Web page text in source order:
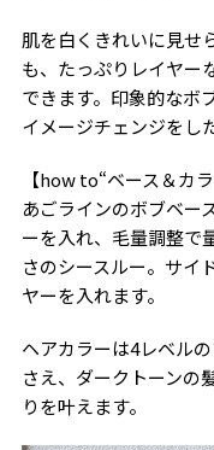
肌を白くきれいに見せ
も、たっぷりレイヤー
できます。印象的なボ
イメージチェンジをし
【how to“ベース＆カラ
あごラインのボブベー
ーを入れ、毛量調整で
さのシースルー。サイ
ヤーを入れます。
ヘアカラーは4レベル
さえ、ダークトーンの
りを叶えます。